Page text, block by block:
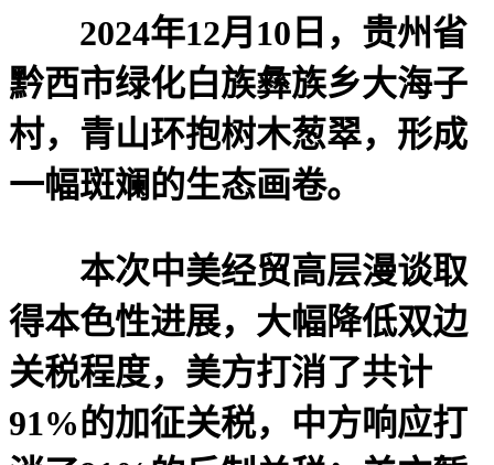
2024年12月10日，贵州省
黔西市绿化白族彝族乡大海子
村，青山环抱树木葱翠，形成
一幅斑斓的生态画卷。
本次中美经贸高层漫谈取
得本色性进展，大幅降低双边
关税程度，美方打消了共计
91%的加征关税，中方响应打